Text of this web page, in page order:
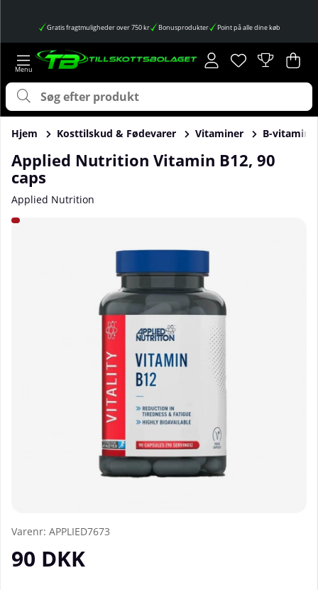
Gratis fragtmuligheder over 750 kr Bonusprodukter Point på alle dine køb
Ønskeliste
Antal på
. .
Hjem Kosttilskud & Fødevarer Vitaminer B-vitamin
Applied Nutrition Vitamin B12, 90
caps
Applied Nutrition
Produktbilleder Applied Nutrition Vitamin B12, 90 caps
Varenr: APPLIED7673
90 DKK